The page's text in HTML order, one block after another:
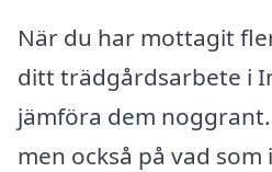
När du har mottagit
ditt trädgårdsarbete i
jämföra dem
men också på vad